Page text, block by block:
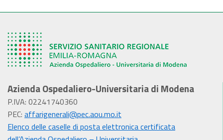
Azienda Ospedaliero-Universitaria di Modena
P.IVA: 02241740360
PEC: affarigenerali@pec.aou.mo.it
Elenco delle caselle di posta elettronica certificata